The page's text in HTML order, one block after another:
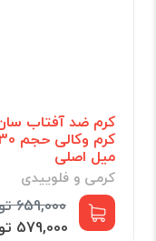
کرم ضد آفتاب
کرم
میل اصلی
کرمی و فلوییدی
659,000 تومان
579,000 تومان